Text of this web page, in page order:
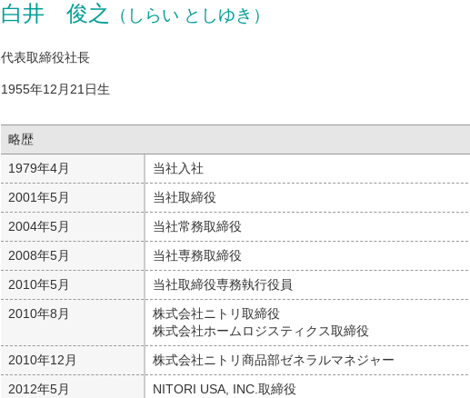
白井 俊之 （しらい としゆき）
代表取締役社長
1955年12月21日生
略歴
1979年4月
当社入社
2001年5月
当社取締役
2004年5月
当社常務取締役
2008年5月
当社専務取締役
2010年5月
当社取締役専務執行役員
2010年8月
株式会社ニトリ取締役
株式会社ホームロジスティクス取締役
2010年12月
株式会社ニトリ商品部ゼネラルマネジャー
2012年5月
NITORI USA, INC.取締役